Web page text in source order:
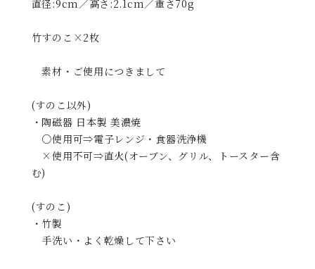
直径:9cm／高さ:2.1cm／重さ70g
竹すのこ×2枚
素材・ご使用につきまして
(すのこ以外)
・陶磁器 日本製 美濃焼
○使用可⇒電子レンジ・食器洗浄機
×使用不可⇒直火(オーブン、グリル、トースター含
む)
(すのこ)
・竹製
手洗い・よく乾燥して下さい